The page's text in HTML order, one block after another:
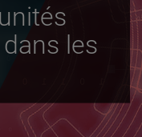
les